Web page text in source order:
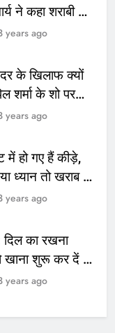
ने कहा शराबी ने
years ago
के खिलाफ क्यों
शर्मा के शो पर
years ago
हो गए हैं कीड़े,
ध्यान तो खराब हो
years ago
का रखना
खाना शुरू कर दें ये
years ago